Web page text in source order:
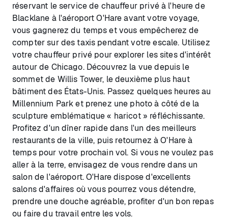
réservant le service de chauffeur privé à l'heure de
Blacklane à l'aéroport O'Hare avant votre voyage,
vous gagnerez du temps et vous empêcherez de
compter sur des taxis pendant votre escale. Utilisez
votre chauffeur privé pour explorer les sites d'intérêt
autour de Chicago. Découvrez la vue depuis le
sommet de Willis Tower, le deuxième plus haut
bâtiment des États-Unis. Passez quelques heures au
Millennium Park et prenez une photo à côté de la
sculpture emblématique « haricot » réfléchissante.
Profitez d'un dîner rapide dans l'un des meilleurs
restaurants de la ville, puis retournez à O'Hare à
temps pour votre prochain vol. Si vous ne voulez pas
aller à la terre, envisagez de vous rendre dans un
salon de l'aéroport. O'Hare dispose d'excellents
salons d'affaires où vous pourrez vous détendre,
prendre une douche agréable, profiter d'un bon repas
ou faire du travail entre les vols.